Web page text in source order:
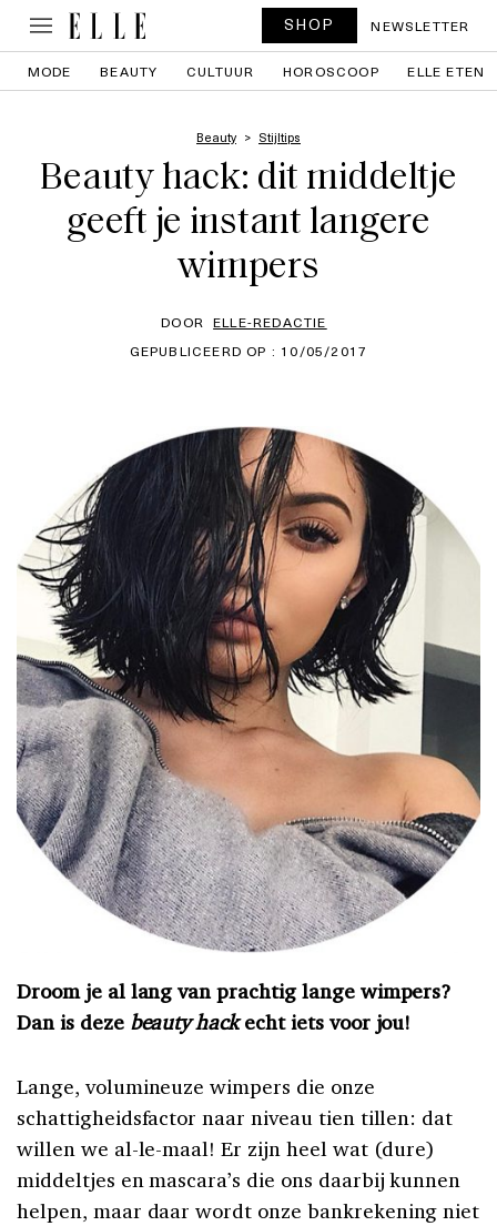
SHOP NEWSLETTER
MODE BEAUTY CULTUUR HOROSCOOP ELLE ETEN
Beauty Stijltips
Beauty hack: dit middeltje
geeft je instant langere
wimpers
DOOR ELLE-REDACTIE
GEPUBLICEERD OP : 10/05/2017
Droom je al lang van prachtig lange wimpers?
Dan is deze beauty hackecht iets voor jou!
Lange, volumineuze wimpers die onze
schattigheidsfactor naar niveau tien tillen: dat
willen we al-le-maal! Er zijn heel wat (dure)
middeltjes en mascara’s die ons daarbij kunnen
helpen, maar daar wordt onze bankrekening niet